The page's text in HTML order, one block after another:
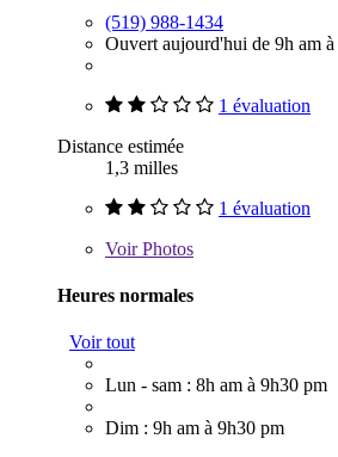
(519) 988-1434
Ouvert aujourd'hui de 9h am
1 évaluation
Distance estimée
1,3 milles
1 évaluation
VoirPhotos
Heures normales
Voir tout
Lun - sam : 8h am à 9h30 pm
Dim : 9h am à 9h30 pm